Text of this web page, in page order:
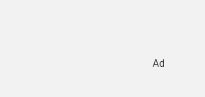
Ad